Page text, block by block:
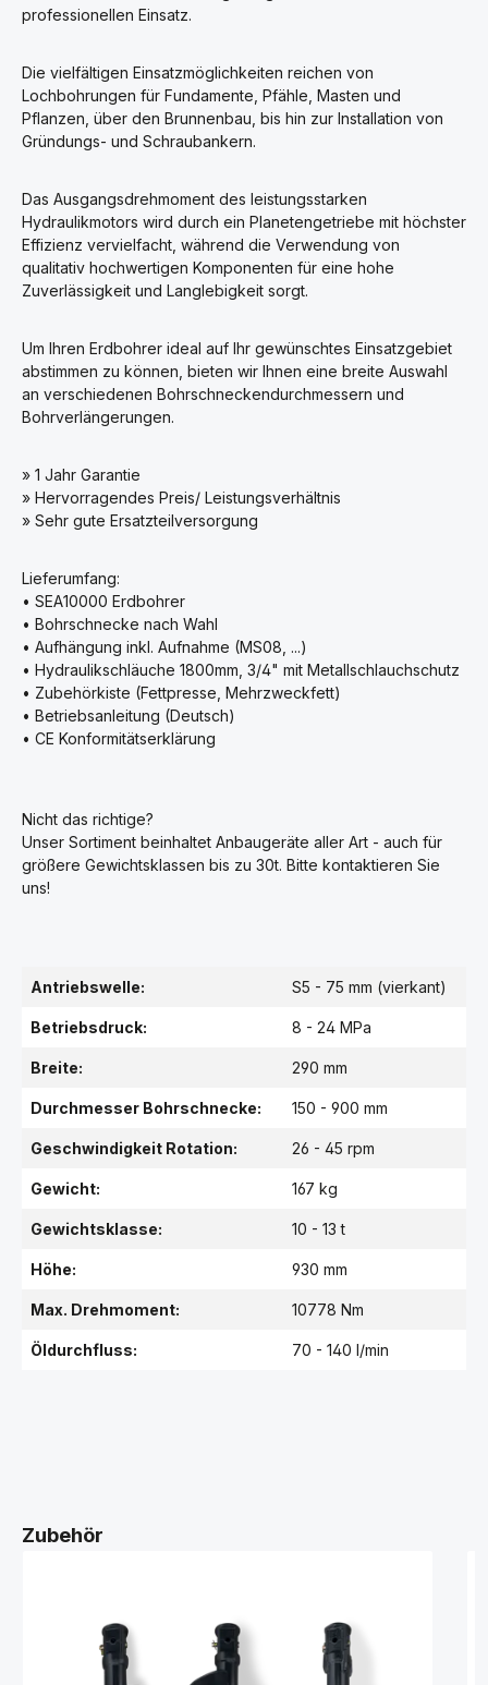
professionellen Einsatz.
Die vielfältigen Einsatzmöglichkeiten reichen von
Lochbohrungen für Fundamente, Pfähle, Masten und
Pflanzen, über den Brunnenbau, bis hin zur Installation von
Gründungs- und Schraubankern.
Das Ausgangsdrehmoment des leistungsstarken
Hydraulikmotors wird durch ein Planetengetriebe mit höchster
Effizienz vervielfacht, während die Verwendung von
qualitativ hochwertigen Komponenten für eine hohe
Zuverlässigkeit und Langlebigkeit sorgt.
Um Ihren Erdbohrer ideal auf Ihr gewünschtes Einsatzgebiet
abstimmen zu können, bieten wir Ihnen eine breite Auswahl
an verschiedenen Bohrschneckendurchmessern und
Bohrverlängerungen.
» 1 Jahr Garantie
» Hervorragendes Preis/ Leistungsverhältnis
» Sehr gute Ersatzteilversorgung
Lieferumfang:
• SEA10000 Erdbohrer
• Bohrschnecke nach Wahl
• Aufhängung inkl. Aufnahme (MS08, ...)
• Hydraulikschläuche 1800mm, 3/4" mit Metallschlauchschutz
• Zubehörkiste (Fettpresse, Mehrzweckfett)
• Betriebsanleitung (Deutsch)
• CE Konformitätserklärung
Nicht das richtige?
Unser Sortiment beinhaltet Anbaugeräte aller Art - auch für
größere Gewichtsklassen bis zu 30t. Bitte kontaktieren Sie
uns!
Antriebswelle: S5 - 75 mm (vierkant)
Betriebsdruck: 8 - 24 MPa
Breite: 290 mm
Durchmesser Bohrschnecke: 150 - 900 mm
Geschwindigkeit Rotation: 26 - 45 rpm
Gewicht: 167 kg
Gewichtsklasse: 10 - 13 t
Höhe: 930 mm
Max. Drehmoment: 10778 Nm
Öldurchfluss: 70 - 140 l/min
Zubehör